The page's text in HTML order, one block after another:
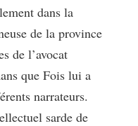
dans la
de la province
de l’avocat
que Fois lui a
narrateurs.
sarde de